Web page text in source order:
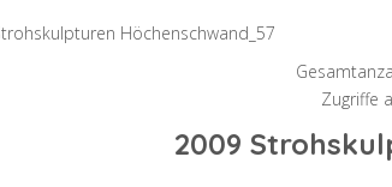
Höchenschwand_57
Zugriffe
2009